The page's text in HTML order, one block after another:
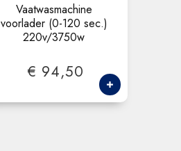
Vaatwasmachine
voorlader (0-120 sec.)
220v/3750w
€ 94,50